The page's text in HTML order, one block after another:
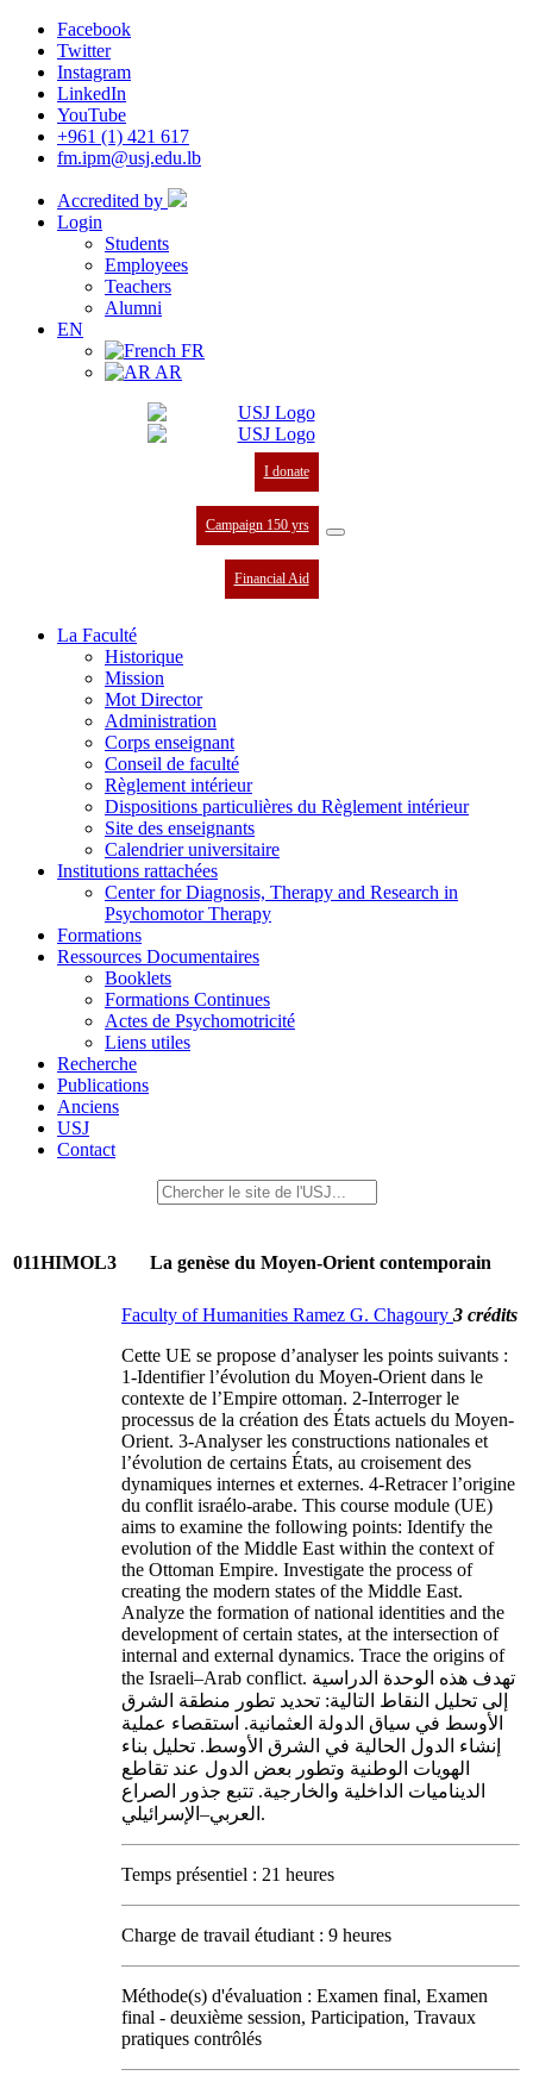
Facebook
Twitter
Instagram
LinkedIn
YouTube
+961 (1) 421 617
fm.ipm@usj.edu.lb
Accredited by
Login
Students
Employees
Teachers
Alumni
EN
FR
AR
I donate
Campaign 150 yrs
Financial Aid
La Faculté
Historique
Mission
Mot Director
Administration
Corps enseignant
Conseil de faculté
Règlement intérieur
Dispositions particulières du Règlement intérieur
Site des enseignants
Calendrier universitaire
Institutions rattachées
Center for Diagnosis, Therapy and Research in
Psychomotor Therapy
Formations
Ressources Documentaires
Booklets
Formations Continues
Actes de Psychomotricité
Liens utiles
Recherche
Publications
Anciens
USJ
Contact
011HIMOL3 La genèse du Moyen-Orient contemporain
Faculty of Humanities Ramez G. Chagoury 3 crédits
Cette UE se propose d’analyser les points suivants :
1-Identifier l’évolution du Moyen-Orient dans le
contexte de l’Empire ottoman. 2-Interroger le
processus de la création des États actuels du Moyen-
Orient. 3-Analyser les constructions nationales et
l’évolution de certains États, au croisement des
dynamiques internes et externes. 4-Retracer l’origine
du conflit israélo-arabe. This course module (UE)
aims to examine the following points: Identify the
evolution of the Middle East within the context of
the Ottoman Empire. Investigate the process of
creating the modern states of the Middle East.
Analyze the formation of national identities and the
development of certain states, at the intersection of
internal and external dynamics. Trace the origins of
the Israeli–Arab conflict. تهدف هذه الوحدة الدراسية
إلى تحليل النقاط التالية: تحديد تطور منطقة الشرق
الأوسط في سياق الدولة العثمانية. استقصاء عملية
إنشاء الدول الحالية في الشرق الأوسط. تحليل بناء
الهويات الوطنية وتطور بعض الدول عند تقاطع
الديناميات الداخلية والخارجية. تتبع جذور الصراع
العربي–الإسرائيلي.
Temps présentiel : 21 heures
Charge de travail étudiant : 9 heures
Méthode(s) d'évaluation : Examen final, Examen
final - deuxième session, Participation, Travaux
pratiques contrôlés